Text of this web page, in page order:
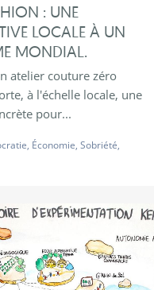
: UNE
LOCALE À UN
MONDIAL.
atelier couture zéro
à l'échelle locale, une
pour...
, Économie, Sobriété,